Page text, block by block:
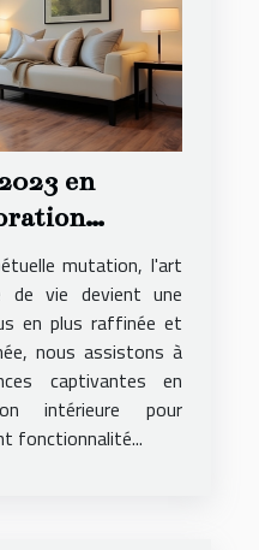
en
mutation, l'art
de vie devient une
en plus raffinée et
nous assistons à
captivantes en
intérieure pour
fonctionnalité...